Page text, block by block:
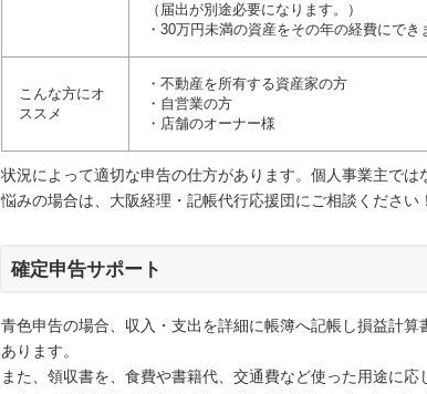
（届出が別途必要になります。）
・30万円未満の資産をその年の経費にでき
こんな方にオ
ススメ
・不動産を所有する資産家の方
・自営業の方
・店舗のオーナー様
状況によって適切な申告の仕方があります。個人事業主で
悩みの場合は、大阪経理・記帳代行応援団にご相談ください！
確定申告サポート
青色申告の場合、収入・支出を詳細に帳簿へ記帳し損益計
あります。
また、領収書を、食費や書籍代、交通費など使った用途に応